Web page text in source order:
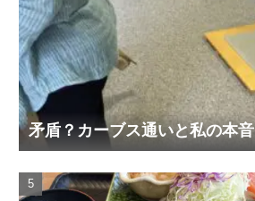
矛盾？カーブス通いと私の本音